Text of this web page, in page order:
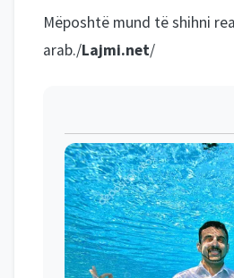
Mëposhtë mund të shihni
arab./Lajmi.net/